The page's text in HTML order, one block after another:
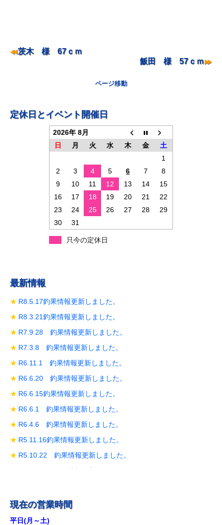
ナ
シ
飯田 様 57ｃｍ
茨木 様 67ｃｍ
ページ移動
定休日とイベント開催日
2026年 8月
日
月 火 水 木 金
土
1
2
3 4 5 6 7
8
9
10 11 12 13 14
15
16
17 18 19 20 21
22
23
24 25 26 27 28
29
30
31
只今の定休日
最新情報
R8.5.17釣果情報更新しました。
R8.3.21釣果情報更新しました。
R7.9.28 釣果情報更新しました。
R7.3.8 釣果情報更新しました。
R6.11.1 釣果情報更新しました。
R6.6.20 釣果情報更新しました。
R6.6.15釣果情報更新しました。
R6.6.1 釣果情報更新しました。
R6.4.6 釣果情報更新しました。
R5.11.16釣果情報更新しました。
R5.10.22 釣果情報更新しました。
R5.9.28 釣果情報更新しました。
R5.9.18釣果情報更新しました。
現在の営業時間
平日(月～土)